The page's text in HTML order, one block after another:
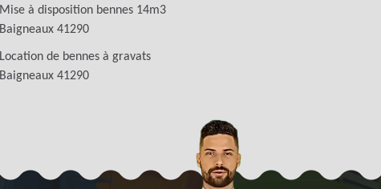
Mise à disposition bennes 14m3
Baigneaux 41290
Location de bennes à gravats
Baigneaux 41290